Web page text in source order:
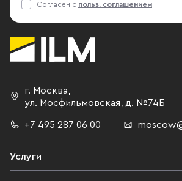
Согласен с польз. соглашением
г. Москва,
ул. Мосфильмовская, д. №74Б
+7 495 287 06 00
Услуги